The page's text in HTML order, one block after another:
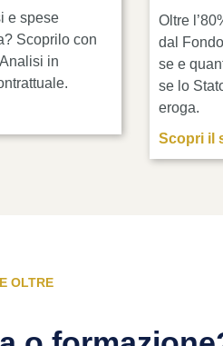
e spese
Scoprilo con
in
Oltre
dal
se e
se lo
eroga.
Scopri il
OLTRE